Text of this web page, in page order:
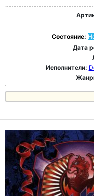
Состояние:
Дата
Исполнители: